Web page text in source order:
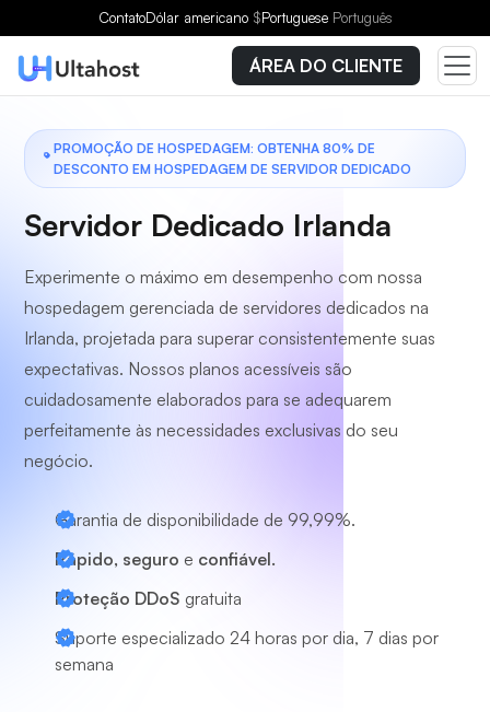
ContatoDólar americano $Portuguese Português
ÁREA DO CLIENTE
PROMOÇÃO DE HOSPEDAGEM: OBTENHA 80% DE
DESCONTO EM HOSPEDAGEM DE SERVIDOR DEDICADO
Servidor Dedicado Irlanda
Experimente o máximo em desempenho com nossa
hospedagem gerenciada de servidores dedicados na
Irlanda, projetada para superar consistentemente suas
expectativas. Nossos planos acessíveis são
cuidadosamente elaborados para se adequarem
perfeitamente às necessidades exclusivas do seu
negócio.
Garantia de disponibilidade de 99,99%.
Rápido, seguro e confiável.
Proteção DDoS gratuita
Suporte especializado 24 horas por dia, 7 dias por
semana